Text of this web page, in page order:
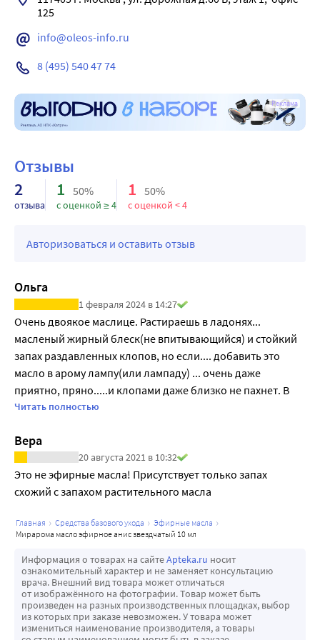
оболочки необходимо промыть их большим
количеством воды.
info@oleos-info.ru
8 (495) 540 47 74
Реклама
Отзывы
2
отзыва
1 50%
с оценкой ≥ 4
1 50%
с оценкой < 4
Авторизоваться и оставить отзыв
Ольга
1 февраля 2024 в 14:27
Очень двоякое маслице. Растираешь в ладонях...
масленый жирный блеск(не впитывающийся) и стойкий
запах раздавленных клопов, но если.... добавить это
масло в арому лампу(или лампаду) ... очень даже
приятно, пряно.....и клопами даже близко не пахнет. В
общем оставила это масло чисто для арома лампы.
PS божечки, добавила кусочек домара ,кофейную
ложечку олибанума, щепотку анисовых семян, которые
продаются здесь же(Аниса плоды)... и 5 капель этого
масла и забыла о тошнотворном кашле, который мучает
Читать полностью
Вера
20 августа 2021 в 10:32
Это не эфирные масла! Присутствует только запах
схожий с запахом растительного масла
главная средства базового ухода
эфирные масла
мирарома масло эфирное анис звездчатый 10 мл
Информация о товарах на сайтеApteka.ru носит
ознакомительный характер и не заменяет консультацию
врача. Внешний вид товара может отличаться
от изображённого на фотографии. Товар может быть
произведен на разных производственных площадках, выбор
из которых при заказе невозможен. У товара может
измениться наименование производителя, а товары